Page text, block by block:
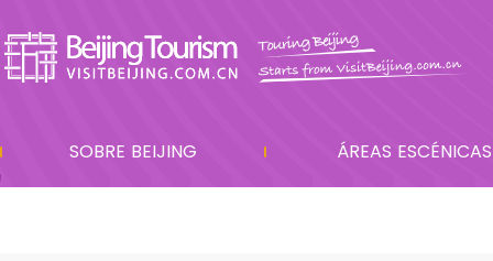
SOBRE BEIJING ÁREAS ESCÉNICAS